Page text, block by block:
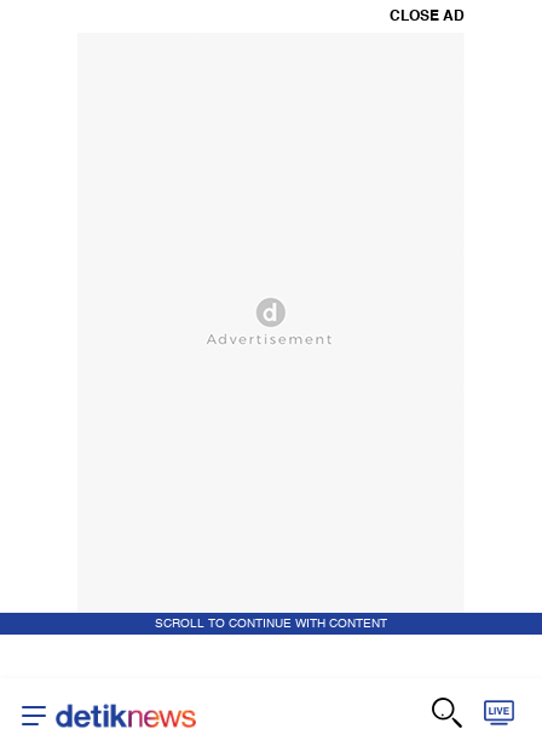
CLOSE AD
SCROLL TO CONTINUE WITH CONTENT